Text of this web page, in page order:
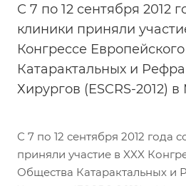
С 7 по 12 сентября 2012
клиники приняли
Конгрессе
Катарактальных и
Хирургов (ESCRS-2012)
С 7 по 12 сентября 2012 года
приняли участие в XXX
Общества Катарактальных и